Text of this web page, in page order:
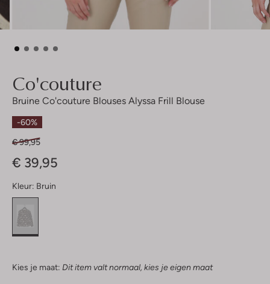
Co'couture
Bruine Co'couture Blouses Alyssa Frill Blouse
-60%
€ 99,95
€ 39,95
Kleur: Bruin
Kies je maat: Dit item valt normaal, kies je eigen maat